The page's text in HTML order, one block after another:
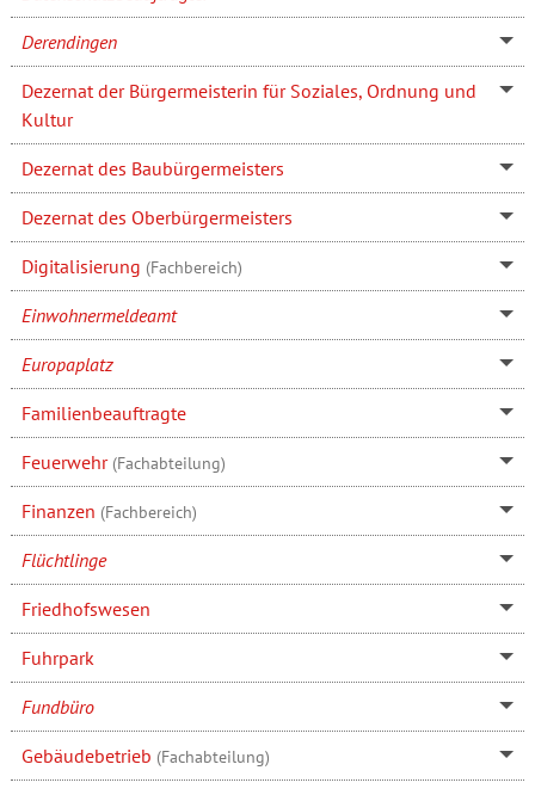
Derendingen
Dezernat der Bürgermeisterin für Soziales, Ordnung und
Kultur
Dezernat des Baubürgermeisters
Dezernat des Oberbürgermeisters
Digitalisierung (Fachbereich)
Einwohnermeldeamt
Europaplatz
Familienbeauftragte
Feuerwehr (Fachabteilung)
Finanzen (Fachbereich)
Flüchtlinge
Friedhofswesen
Fuhrpark
Fundbüro
Gebäudebetrieb (Fachabteilung)